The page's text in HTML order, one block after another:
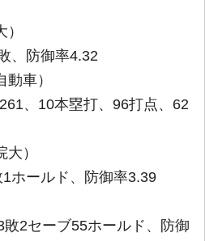
）
、防御率4.32
動車）
、10本塁打、96打点、62
大）
ホールド、防御率3.39
2セーブ55ホールド、防御